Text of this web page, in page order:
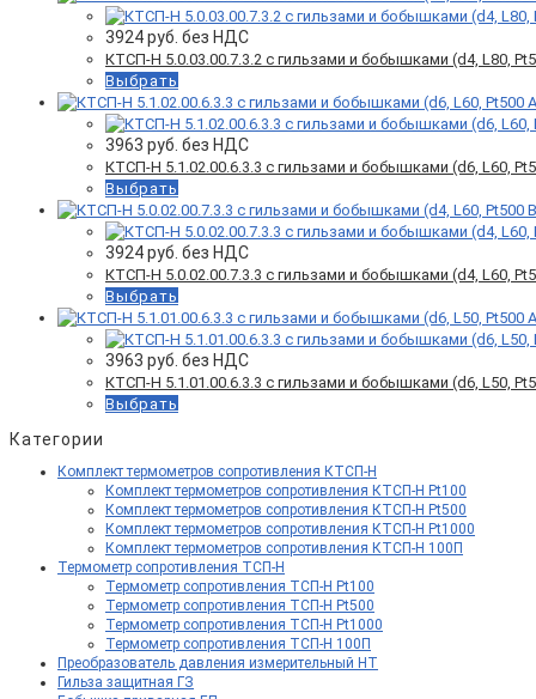
3924руб. без НДС
КТСП-Н 5.0.03.00.7.3.2 с гильзами и бобышками (d4, L80,
Выбрать
3963 руб. без НДС
КТСП-Н 5.1.02.00.6.3.3 с гильзами и бобышками (d6, L60,
Выбрать
3924руб. без НДС
КТСП-Н 5.0.02.00.7.3.3 с гильзами и бобышками (d4, L60,
Выбрать
3963 руб. без НДС
КТСП-Н 5.1.01.00.6.3.3 с гильзами и бобышками (d6, L50,
Выбрать
Категории
Комплект термометров сопротивления КТСП-Н
Комплект термометров сопротивления КТСП-Н Pt100
Комплект термометров сопротивления КТСП-Н Pt500
Комплект термометров сопротивления КТСП-Н Pt1000
Комплект термометров сопротивления КТСП-Н 100П
Термометр сопротивления ТСП-Н
Термометр сопротивления ТСП-Н Pt100
Термометр сопротивления ТСП-Н Pt500
Термометр сопротивления ТСП-Н Pt1000
Термометр сопротивления ТСП-Н 100П
Преобразователь давления измерительный НТ
Гильза защитная ГЗ